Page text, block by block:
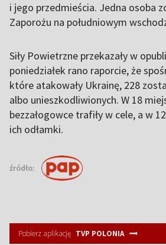
i jego przedmieścia. Jedna osoba
Zaporożu na południowym
Siły Powietrzne przekazały w
poniedziałek rano raporcie, że
które atakowały Ukrainę, 228
albo unieszkodliwionych. W 18
bezzałogowce trafiły w cele, a w
ich odłamki.
źródło:
Pobierz aplikację TVP POLONIA